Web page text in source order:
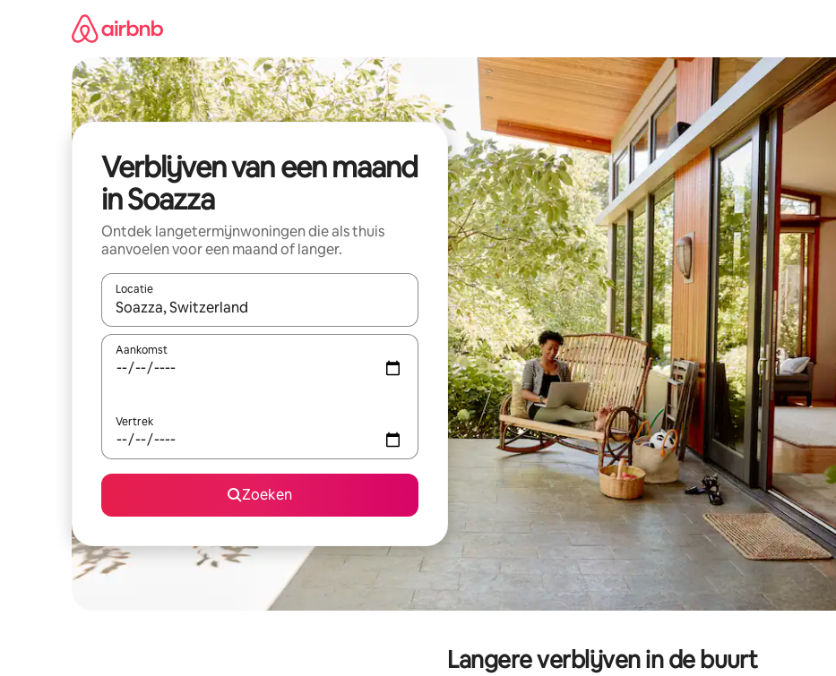
Verblijven van een maand
in Soazza
Ontdek langetermijnwoningen die als thuis
aanvoelen voor een maand of langer.
Locatie
Wanneer er resultaten beschikbaar zijn, maak je een keuze met je de pijltjestoetsen omhoog en omlaag, óf door te tikken of
Aankomst
Vertrek
Zoeken
Langere verblijven in de buurt